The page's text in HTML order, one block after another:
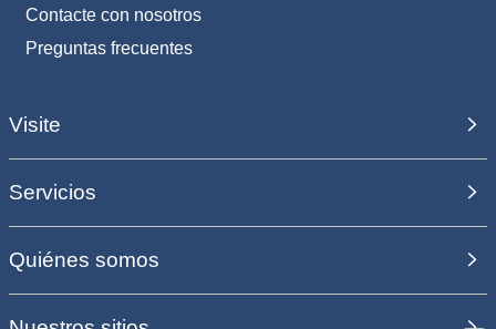
Contacte con nosotros
Preguntas frecuentes
Visite
Servicios
Quiénes somos